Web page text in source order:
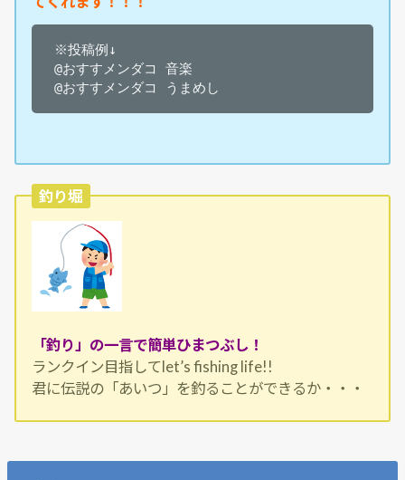
※投稿例↓
@おすすメンダコ 音楽
@おすすメンダコ うまめし
釣り堀
「釣り」の一言で簡単ひまつぶし！
ランクイン目指してlet’s fishing life!!
君に伝説の「あいつ」を釣ることができるか・・・